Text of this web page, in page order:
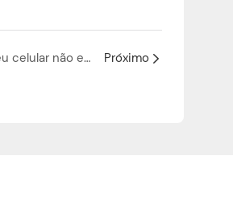
O que devo fazer se a tela do meu celular não estiver tocando corretamente? Ensinamos 3 maneiras de resolver isso! Próximo